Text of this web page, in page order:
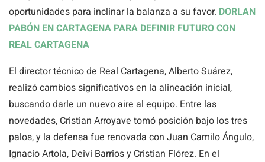
oportunidades para inclinar la balanza a su favor. DORLAN
PABÓN EN CARTAGENA PARA DEFINIR FUTURO CON
REAL CARTAGENA
El director técnico de Real Cartagena, Alberto Suárez,
realizó cambios significativos en la alineación inicial,
buscando darle un nuevo aire al equipo. Entre las
novedades, Cristian Arroyave tomó posición bajo los tres
palos, y la defensa fue renovada con Juan Camilo Ángulo,
Ignacio Artola, Deivi Barrios y Cristian Flórez. En el